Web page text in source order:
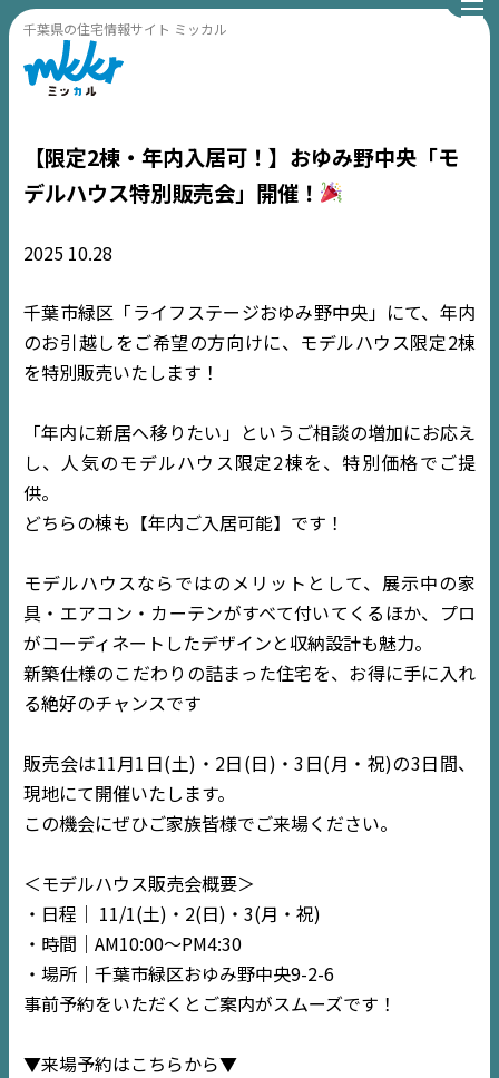
千葉県の住宅情報サイト ミッカル
TOP
【限定2棟・年内入居可！】おゆみ野中央「モ
デルハウス特別販売会」開催！
2025 10.28
千葉市緑区「ライフステージおゆみ野中央」にて、年内
のお引越しをご希望の方向けに、モデルハウス限定2棟
を特別販売いたします！
「年内に新居へ移りたい」というご相談の増加にお応え
し、人気のモデルハウス限定2棟を、特別価格でご提
供。
どちらの棟も【年内ご入居可能】です！
モデルハウスならではのメリットとして、展示中の家
具・エアコン・カーテンがすべて付いてくるほか、プロ
がコーディネートしたデザインと収納設計も魅力。
新築仕様のこだわりの詰まった住宅を、お得に手に入れ
る絶好のチャンスです
販売会は11月1日(土)・2日(日)・3日(月・祝)の3日間、
現地にて開催いたします。
この機会にぜひご家族皆様でご来場ください。
＜モデルハウス販売会概要＞
・日程｜ 11/1(土)・2(日)・3(月・祝)
・時間｜AM10:00〜PM4:30
・場所｜千葉市緑区おゆみ野中央9-2-6
事前予約をいただくとご案内がスムーズです！
▼来場予約はこちらから▼